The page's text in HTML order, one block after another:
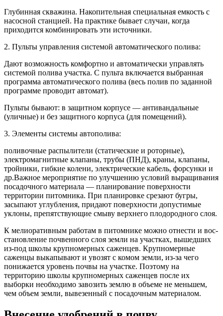
Глубинная скважина. Накопительная специальная емкость с
насосной станцией. На практике бывает случаи, когда
приходится комбинировать эти источники.
2. Пульты управления системой автоматического полива:
Дают возможность комфортно и автоматически управлять
системой полива участка. С пульта включается выбранная
программа автоматического полива (весь полив по заданной
программе проводит автомат).
Пульты бывают: в защитном корпусе — антивандальные
(уличные) и без защитного корпуса (для помещений).
3. Элементы системы автополива:
поливочные распылители (статические и роторные),
электромагнитные клапаны, трубы (ПНД), краны, клапаны,
тройники, гибкие колени, электрические кабель, форсунки и
др.Важное мероприятие по улучшению условий выращивания
посадочного материала — планирование поверхности
территории питомника. При планировке срезают бугры,
засыпают углубле­ния, придают поверхности допустимые
уклоны, препятствующие смыву верхнего плодородного слоя.
К мелиоративным работам в питомнике можно отнести и вос­
становление почвенного слоя земли на участках, вышедших
из-под школы крупномерных саженцев. Крупномерные
саженцы выкапы­вают и увозят с комом земли, из-за чего
понижается уровень почвы на участке. Поэтому на
территорию школы крупномерных сажен­цев после их
выборки необходимо завозить землю в объеме не мень­шем,
чем объем земли, вывезенный с посадочным материалом.